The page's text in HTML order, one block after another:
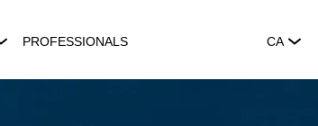
PROFESSIONALS CA